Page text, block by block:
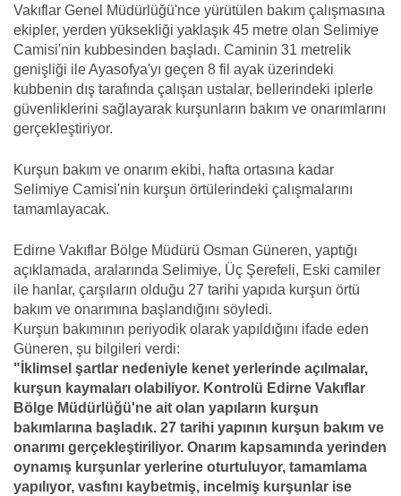
Vakıflar Genel Müdürlüğü'nce yürütülen bakım çalışmasına
ekipler, yerden yüksekliği yaklaşık 45 metre olan Selimiye
Camisi'nin kubbesinden başladı. Caminin 31 metrelik
genişliği ile Ayasofya'yı geçen 8 fil ayak üzerindeki
kubbenin dış tarafında çalışan ustalar, bellerindeki iplerle
güvenliklerini sağlayarak kurşunların bakım ve onarımlarını
gerçekleştiriyor.
Kurşun bakım ve onarım ekibi, hafta ortasına kadar
Selimiye Camisi'nin kurşun örtülerindeki çalışmalarını
tamamlayacak.
Edirne Vakıflar Bölge Müdürü Osman Güneren, yaptığı
açıklamada, aralarında Selimiye, Üç Şerefeli, Eski camiler
ile hanlar, çarşıların olduğu 27 tarihi yapıda kurşun örtü
bakım ve onarımına başlandığını söyledi.
Kurşun bakımının periyodik olarak yapıldığını ifade eden
Güneren, şu bilgileri verdi:
"İklimsel şartlar nedeniyle kenet yerlerinde açılmalar,
kurşun kaymaları olabiliyor. Kontrolü Edirne Vakıflar
Bölge Müdürlüğü'ne ait olan yapıların kurşun
bakımlarına başladık. 27 tarihi yapının kurşun bakım ve
onarımı gerçekleştiriliyor. Onarım kapsamında yerinden
oynamış kurşunlar yerlerine oturtuluyor, tamamlama
yapılıyor, vasfını kaybetmiş, incelmiş kurşunlar ise